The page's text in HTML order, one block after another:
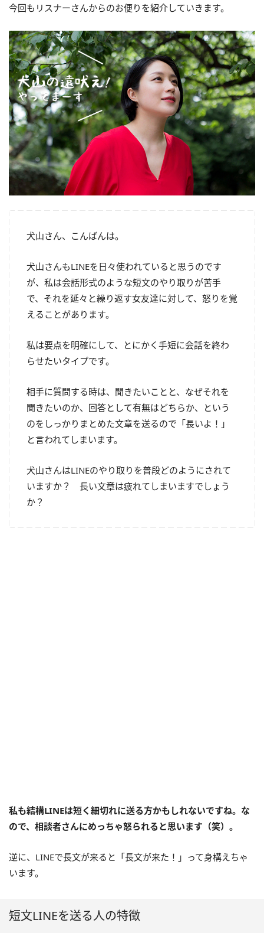
今回もリスナーさんからのお便りを紹介していきます。
犬山さん、こんばんは。
犬山さんもLINEを日々使われていると思うのです
が、私は会話形式のような短文のやり取りが苦手
で、それを延々と繰り返す女友達に対して、怒りを覚
えることがあります。
私は要点を明確にして、とにかく手短に会話を終わ
らせたいタイプです。
相手に質問する時は、聞きたいことと、なぜそれを
聞きたいのか、回答として有無はどちらか、という
のをしっかりまとめた文章を送るので「長いよ！」
と言われてしまいます。
犬山さんはLINEのやり取りを普段どのようにされて
いますか？ 長い文章は疲れてしまいますでしょう
か？
私も結構LINEは短く細切れに送る方かもしれないですね。な
ので、相談者さんにめっちゃ怒られると思います（笑）。
逆に、LINEで長文が来ると「長文が来た！」って身構えちゃ
います。
短文LINEを送る人の特徴